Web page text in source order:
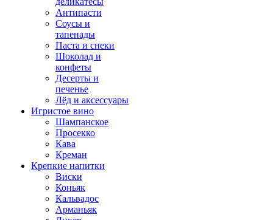
Антипасти
Соусы и
тапенады
Паста и снеки
Шоколад и
конфеты
Десерты и
печенье
Лёд и аксессуары
Игристое вино
Шампанское
Просекко
Кава
Креман
Крепкие напитки
Виски
Коньяк
Кальвадос
Арманьяк